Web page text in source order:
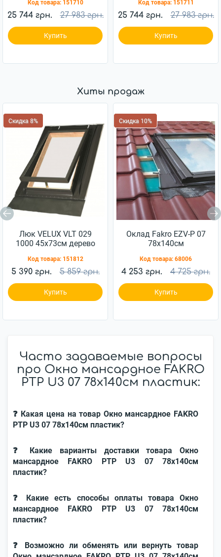
Код товара: 151710
25 744 грн. 27 983 грн.
Купить
Код товара: 151711
25 744 грн. 27 983 грн.
Купить
Хиты продаж
Скидка 8%
Люк VELUX VLT 029
1000 45x73см дерево
Код товара: 151812
5 390 грн. 5 859 грн.
Купить
Скидка 10%
Оклад Fakro EZV-P 07
78x140см
Код товара: 68006
4 253 грн. 4 725 грн.
Купить
Часто задаваемые вопросы
про Окно мансардное FAKRO
PTP U3 07 78x140см пластик:
❓ Какая цена на товар Окно мансардное FAKRO
PTP U3 07 78x140см пластик?
❓ Какие варианты доставки товара Окно
мансардное FAKRO PTP U3 07 78x140см
пластик?
❓ Какие есть способы оплаты товара Окно
мансардное FAKRO PTP U3 07 78x140см
пластик?
❓ Возможно ли обменять или вернуть товар